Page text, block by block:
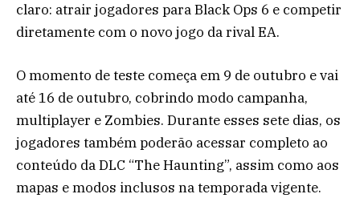
claro: atrair jogadores para Black Ops 6 e competir
diretamente com o novo jogo da rival EA.
O momento de teste começa em 9 de outubro e vai
até 16 de outubro, cobrindo modo campanha,
multiplayer e Zombies. Durante esses sete dias, os
jogadores também poderão acessar completo ao
conteúdo da DLC “The Haunting”, assim como aos
mapas e modos inclusos na temporada vigente.